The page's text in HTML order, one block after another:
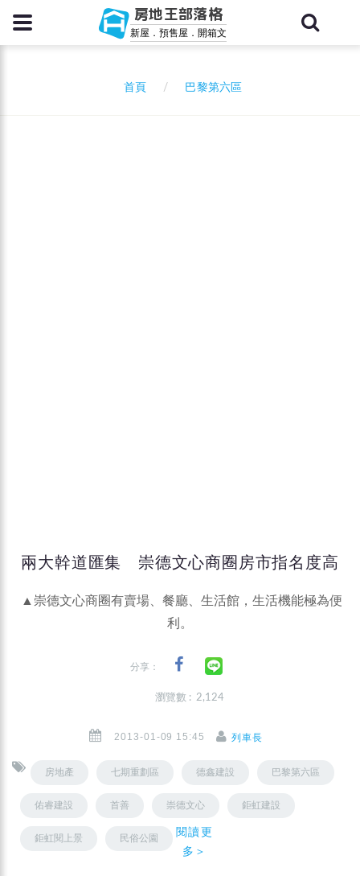
房地王部落格
新屋．預售屋．開箱文
首頁 巴黎第六區
兩大幹道匯集 崇德文心商圈房市指名度高
▲崇德文心商圈有賣場、餐廳、生活館，生活機能極為便
利。
分享：
瀏覽數 : 2,124
2013-01-09 15:45 列車長
房地產 七期重劃區 德鑫建設 巴黎第六區
佑睿建設 首善 崇德文心 鉅虹建設
鉅虹閱上景 民俗公園
閱讀更
多＞